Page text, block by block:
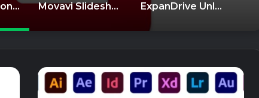
VMware Fusion – Tạo Máy Ảo Windows/Linux Cho Hệ Điều Hành Mac OS Movavi Slideshow Maker Unlocked For Windows And Mac OS – Phần mềm tạo Slideshow ExpanDrive Unlocked For Windows And Mac OS – Quản lý dữ liệu trên các dịch vụ Cloud